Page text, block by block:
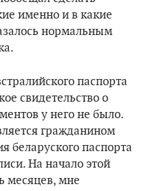
именно и в какие
нормальным
паспорта
свидетельство о
у него не было.
гражданином
беларуского паспорта
На начало этой
месяцев, мне